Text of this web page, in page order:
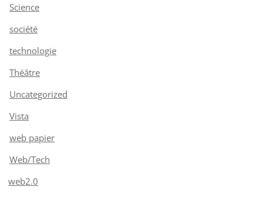
Science
société
technologie
Théâtre
Uncategorized
Vista
web papier
Web/Tech
web2.0